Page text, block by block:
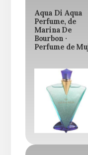
Aqua Di Aqua
Perfume, de
Marina De
Bourbon ·
Perfume de